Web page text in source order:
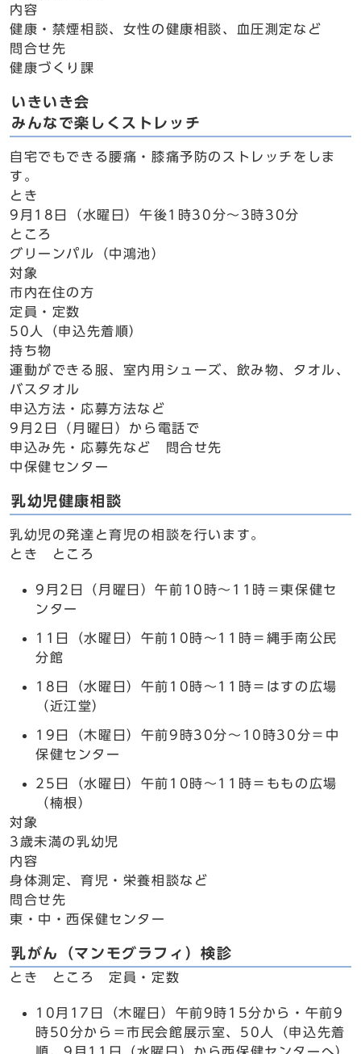
内容
健康・禁煙相談、女性の健康相談、血圧測定など
問合せ先
健康づくり課
いきいき会
みんなで楽しくストレッチ
自宅でもできる腰痛・膝痛予防のストレッチをしま
す。
とき
9月18日（水曜日）午後1時30分～3時30分
ところ
グリーンパル（中鴻池）
対象
市内在住の方
定員・定数
50人（申込先着順）
持ち物
運動ができる服、室内用シューズ、飲み物、タオル、
バスタオル
申込方法・応募方法など
9月2日（月曜日）から電話で
申込み先・応募先など 問合せ先
中保健センター
乳幼児健康相談
乳幼児の発達と育児の相談を行います。
とき ところ
9月2日（月曜日）午前10時～11時＝東保健セ
ンター
11日（水曜日）午前10時～11時＝縄手南公民
分館
18日（水曜日）午前10時～11時＝はすの広場
（近江堂）
19日（木曜日）午前9時30分～10時30分＝中
保健センター
25日（水曜日）午前10時～11時＝ももの広場
（楠根）
対象
3歳未満の乳幼児
内容
身体測定、育児・栄養相談など
問合せ先
東・中・西保健センター
乳がん（マンモグラフィ）検診
とき ところ 定員・定数
10月17日（木曜日）午前9時15分から・午前9
時50分から＝市民会館展示室、50人（申込先着